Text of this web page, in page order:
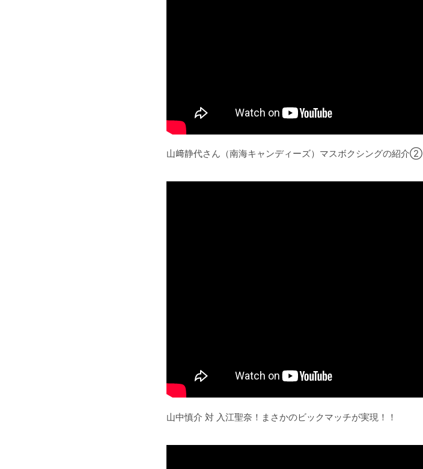
山﨑静代さん（南海キャンディーズ）マスボクシングの紹介➁
山中慎介 対 入江聖奈！まさかのビックマッチが実現！！